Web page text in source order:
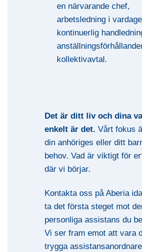
en närvarande chef,
arbetsledning i
kontinuerlig
kollektivavtal.
Det är ditt liv och dina
enkelt är det. Vårt fokus
din anhöriges eller ditt
behov. Vad är viktigt för
där vi börjar.
Kontakta oss på Aberia
ta det första steget mot
personliga assistans du
Vi ser fram emot att vara
trygga